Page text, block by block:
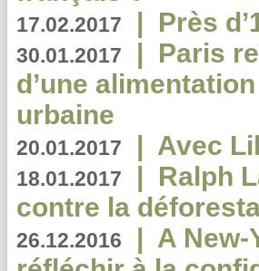
17.02.2017 | Près
30.01.2017 | Paris
d’une
urbaine
20.01.2017 | Avec
18.01.2017 | Ralph
contre la
26.12.2016 | A